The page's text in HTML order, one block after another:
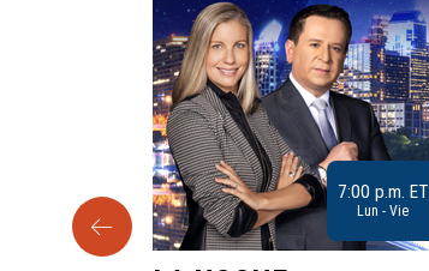
7:00 p.m. ET
Lun - Vie